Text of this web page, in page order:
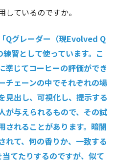
ているのですか。
Qグレーダー（現Evolved Q
習として使っています。こ
準じてコーヒーの評価ができ
チェーンの中でそれぞれの場
見出し、可視化し、提示する
が与えられるもので、その試
されることがあります。暗闇
れて、何の香りか、一致する
てたりするのですが、似て